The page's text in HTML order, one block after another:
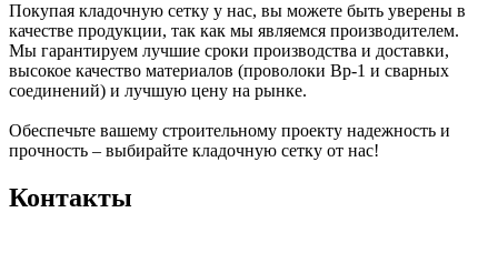
Покупая кладочную сетку у нас, вы можете быть уверены в
качестве продукции, так как мы являемся производителем.
Мы гарантируем лучшие сроки производства и доставки,
высокое качество материалов (проволоки Вр-1 и сварных
соединений) и лучшую цену на рынке.
Обеспечьте вашему строительному проекту надежность и
прочность – выбирайте кладочную сетку от нас!
Контакты